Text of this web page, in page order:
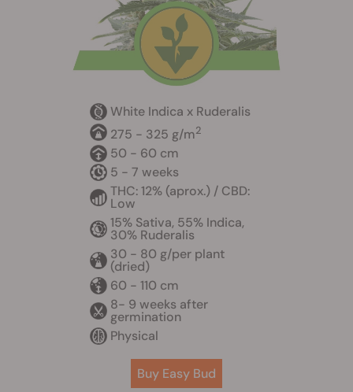
White Indica x Ruderalis
275 - 325 g/m2
50 - 60 cm
5 - 7 weeks
THC: 12% (aprox.) / CBD:
Low
15% Sativa, 55% Indica,
30% Ruderalis
30 - 80 g/per plant
(dried)
60 - 110 cm
8- 9 weeks after
germination
Physical
Buy Easy Bud